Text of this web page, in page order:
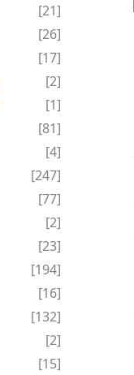
[21]
[26]
[17]
[2]
[1]
[81]
[4]
[247]
[77]
[2]
[23]
[194]
[16]
[132]
[2]
[15]